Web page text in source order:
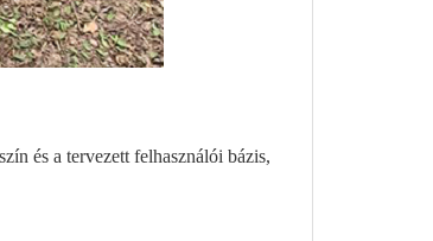
és a tervezett felhasználói bázis,